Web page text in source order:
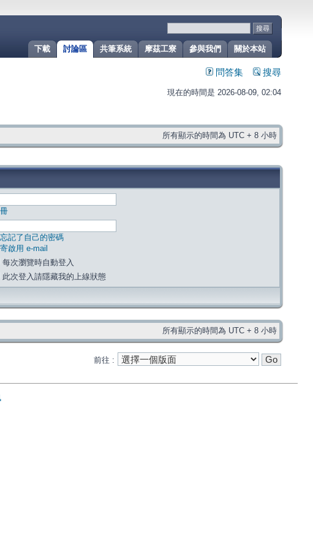
關於本站
參與我們
摩茲工寮
共筆系統
討論區
下載
問答集 搜尋
現在的時間是 2026-08-09, 02:04
所有顯示的時間為 UTC + 8 小時
記了自己的密碼
啟用 e-mail
每次瀏覽時自動登入
此次登入請隱藏我的上線狀態
所有顯示的時間為 UTC + 8 小時
前往 :